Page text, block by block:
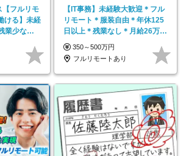
【フルリモ
ける】未経
業少なめ*
【IT事務】未経験大歓迎＊フル
リモート＊服装自由＊年休125
日以上＊残業なし＊月給26万円
以上
350～500万円
フルリモートあり